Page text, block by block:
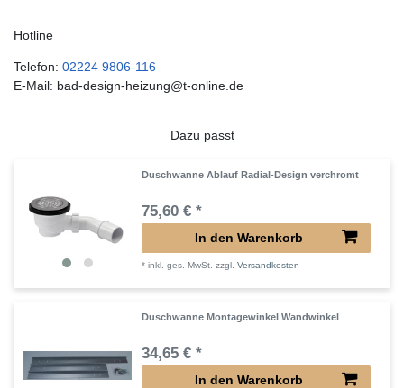
Hotline
Telefon: 02224 9806-116
E-Mail: bad-design-heizung@t-online.de
Dazu passt
Duschwanne Ablauf Radial-Design verchromt
75,60 € *
In den Warenkorb
*inkl. ges. MwSt. zzgl.Versandkosten
Duschwanne Montagewinkel Wandwinkel
34,65 € *
In den Warenkorb